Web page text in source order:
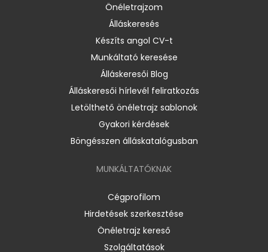
Önéletrajzom
Álláskeresés
Készíts angol CV-t
Munkáltató keresése
Álláskeresői Blog
Álláskeresői hírlevél feliratkozás
Letölthető önéletrajz sablonok
Gyakori kérdések
Böngésszen álláskatalógusban
MUNKÁLTATÓKNAK
Cégprofilom
Hirdetések szerkesztése
Önéletrajz kereső
Szolgáltatások